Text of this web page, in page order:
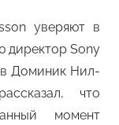
уверяют в
директор Sony
Доминик Нил-
что
момент